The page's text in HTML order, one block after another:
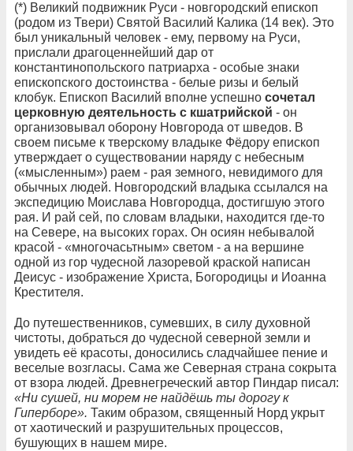
(*) Великий подвижник Руси - новгородский епископ
(родом из Твери) Святой Василий Калика (14 век). Это
был уникальный человек - ему, первому на Руси,
прислали драгоценнейший дар от
константинопольского патриарха - особые знаки
епископского достоинства - белые ризы и белый
клобук. Епископ Василий вполне успешно сочетал
церковную деятельность с кшатрийской - он
организовывал оборону Новгорода от шведов. В
своем письме к тверскому владыке Фёдору епископ
утверждает о существовании наряду с небесным
(«мысленным») раем - рая земного, невидимого для
обычных людей. Новгородский владыка ссылался на
экспедицию Моислава Новгородца, достигшую этого
рая. И рай сей, по словам владыки, находится где-то
на Севере, на высоких горах. Он осиян небывалой
красой - «многочасьтным» светом - а на вершине
одной из гор чудесной лазоревой краской написан
Деисус - изображение Христа, Богородицы и Иоанна
Крестителя.
До путешественников, сумевших, в силу духовной
чистоты, добраться до чудесной северной земли и
увидеть её красоты, доносились сладчайшее пение и
веселые возгласы. Сама же Северная страна сокрыта
от взора людей. Древнегреческий автор Пиндар писал:
«Ни сушей, ни морем не найдёшь ты дорогу к
Гиперборе». Таким образом, священный Норд укрыт
от хаотический и разрушительных процессов,
бушующих в нашем мире.